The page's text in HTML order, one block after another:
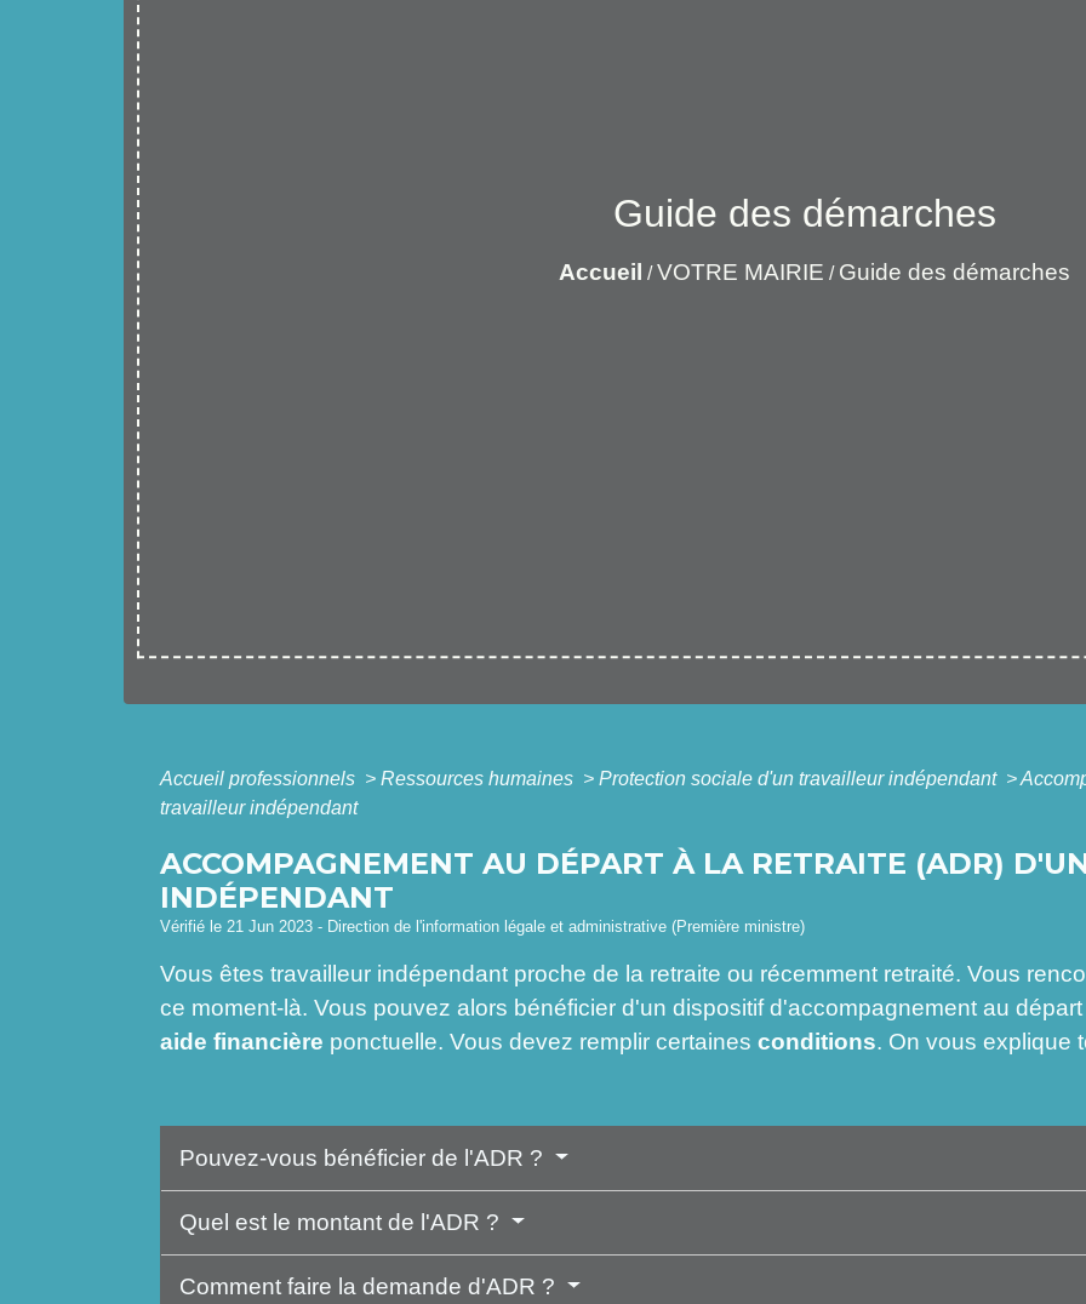
Guide des démarches
Accueil /VOTRE MAIRIE / Guide des démarches
Accueil professionnels > Ressources humaines > Protection sociale d'un travailleur indépendant >
travailleur indépendant
ACCOMPAGNEMENT AU DÉPART À LA RETRAITE (ADR)
INDÉPENDANT
Vérifié le 21 Jun 2023 - Direction de l'information légale et administrative (Première ministre)
Vous êtes travailleur indépendant proche de la retraite ou récemment retraité. Vous
ce moment-là. Vous pouvez alors bénéficier d'un dispositif d'accompagnement au
aide financière ponctuelle. Vous devez remplir certaines conditions. On vous explique
Pouvez-vous bénéficier de l'ADR ?
Quel est le montant de l'ADR ?
Comment faire la demande d'ADR ?